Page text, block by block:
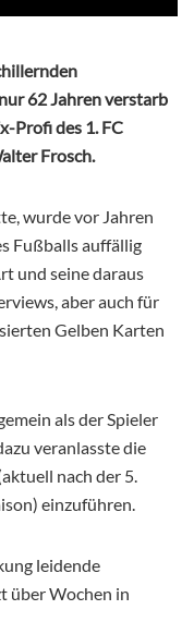
62 Jahren verstarb
Profi des 1. FC
Frosch.
wurde vor Jahren
Fußballs auffällig
und seine daraus
aber auch für
Gelben Karten
als der Spieler
veranlasste die
nach der 5.
einzuführen.
leidende
über Wochen in